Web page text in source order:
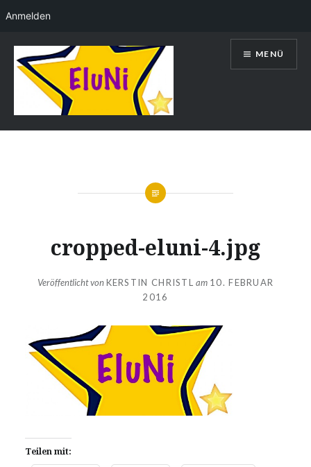
zum
Inhalt
Kerstin Christl
MENÜ
cropped-eluni-4.jpg
Veröffentlicht vonKERSTIN CHRISTL am 10. FEBRUAR
2016
Teilen mit:
Anmelden